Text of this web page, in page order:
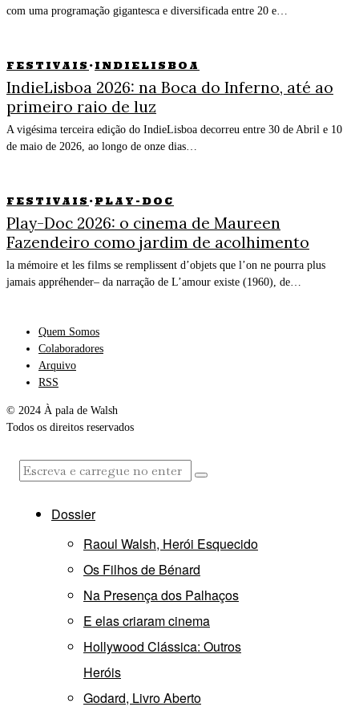
com uma programação gigantesca e diversificada entre 20 e…
FESTIVAIS · INDIELISBOA
IndieLisboa 2026: na Boca do Inferno, até ao
primeiro raio de luz
A vigésima terceira edição do IndieLisboa decorreu entre 30 de Abril e 10
de maio de 2026, ao longo de onze dias…
FESTIVAIS · PLAY-DOC
Play-Doc 2026: o cinema de Maureen
Fazendeiro como jardim de acolhimento
la mémoire et les films se remplissent d’objets que l’on ne pourra plus
jamais appréhender– da narração de L’amour existe (1960), de…
Quem Somos
Colaboradores
Arquivo
RSS
© 2024 À pala de Walsh
Todos os direitos reservados
Dossier
Raoul Walsh, Herói Esquecido
Os Filhos de Bénard
Na Presença dos Palhaços
E elas criaram cinema
Hollywood Clássica: Outros
Heróis
Godard, Livro Aberto